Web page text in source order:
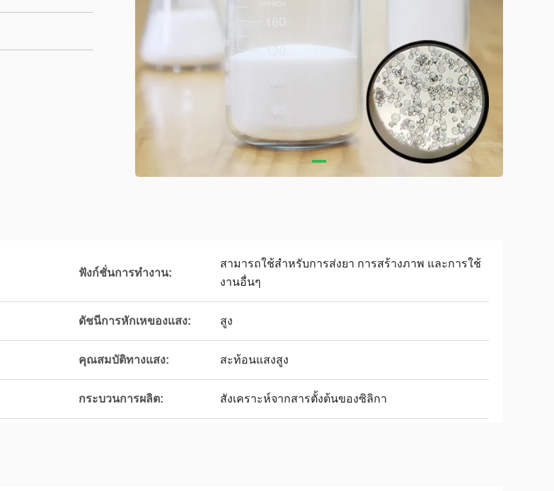
ฟังก์ชั่นการทำงาน:
สามารถใช้สำหรับการส่งยา การสร้างภาพ และการใช้
งานอื่นๆ
ดัชนีการหักเหของแสง: สูง
คุณสมบัติทางแสง: สะท้อนแสงสูง
กระบวนการผลิต: สังเคราะห์จากสารตั้งต้นของซิลิกา